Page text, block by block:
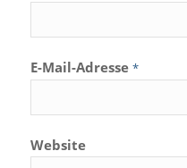
E-Mail-Adresse *
Website